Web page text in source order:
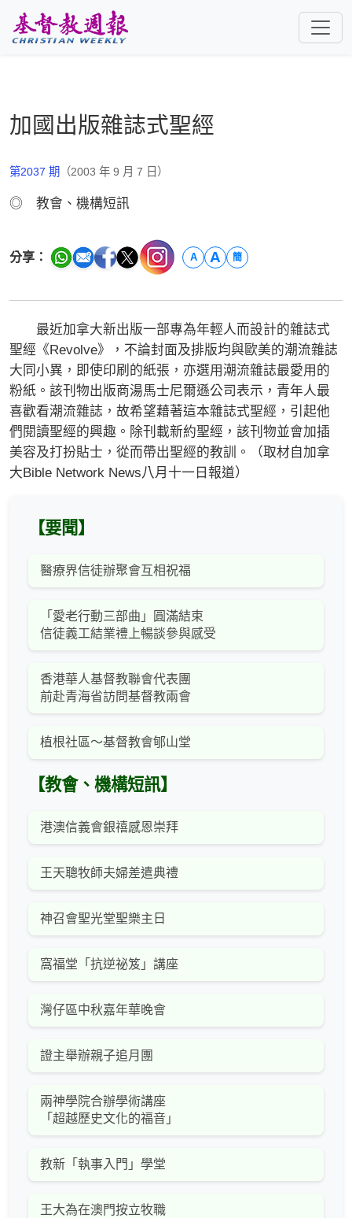
加國出版雜誌式聖經
第2037 期 （2003 年 9 月 7 日）
◎ 教會、機構短訊
分享： A A 簡
最近加拿大新出版一部專為年輕人而設計的雜誌式
聖經《Revolve》，不論封面及排版均與歐美的潮流雜誌
大同小異，即使印刷的紙張，亦選用潮流雜誌最愛用的
粉紙。該刊物出版商湯馬士尼爾遜公司表示，青年人最
喜歡看潮流雜誌，故希望藉著這本雜誌式聖經，引起他
們閱讀聖經的興趣。除刊載新約聖經，該刊物並會加插
美容及打扮貼士，從而帶出聖經的教訓。（取材自加拿
大Bible Network News八月十一日報道）
【要聞】
醫療界信徒辦聚會互相祝福
「愛老行動三部曲」圓滿結束
信徒義工結業禮上暢談參與感受
香港華人基督教聯會代表團
前赴青海省訪問基督教兩會
植根社區～基督教會郇山堂
【教會、機構短訊】
港澳信義會銀禧感恩崇拜
王天聰牧師夫婦差遣典禮
神召會聖光堂聖樂主日
窩福堂「抗逆祕笈」講座
灣仔區中秋嘉年華晚會
證主舉辦親子追月團
兩神學院合辦學術講座
「超越歷史文化的福音」
教新「執事入門」學堂
王大為在澳門按立牧職